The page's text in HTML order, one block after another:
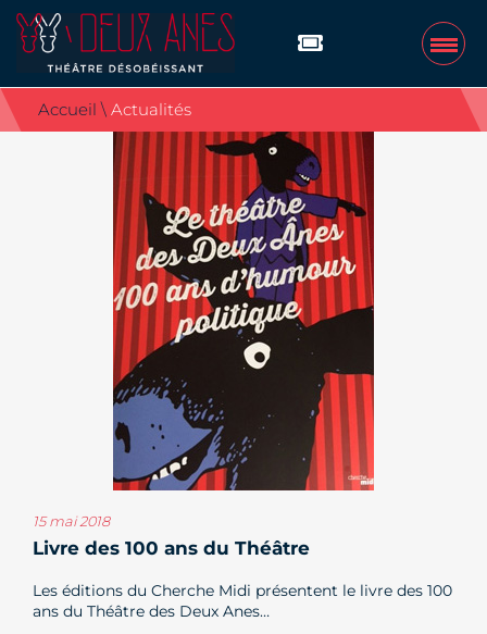
L’équipe
Histoire
Galerie Photos
A L’AFFICHE
ACTUALITÉS
PRODUITS
Les livres des chansonniers
Les DVD
PRATIQUE
Accueil \ Actualités
15 mai 2018
Livre des 100 ans du Théâtre
Les éditions du Cherche Midi présentent le livre des 100
ans du Théâtre des Deux Anes…